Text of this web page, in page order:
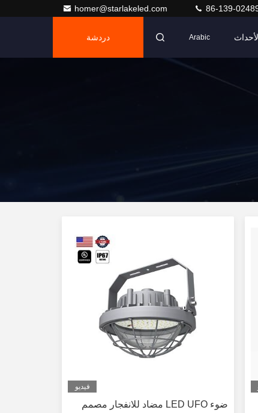
homer@starlakeled.com 86-139-
Arabic دردشة
فيديو
ضوء LED UFO مضاد للانفجار مصمم